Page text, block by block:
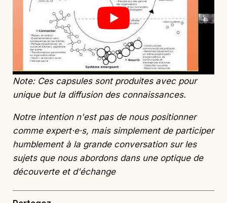
Note: Ces capsules sont produites avec pour
unique but la diffusion des connaissances.
Notre intention n'est pas de nous positionner
comme expert·e·s, mais simplement de participer
humblement à la grande conversation sur les
sujets que nous abordons dans une optique de
découverte et d'échange